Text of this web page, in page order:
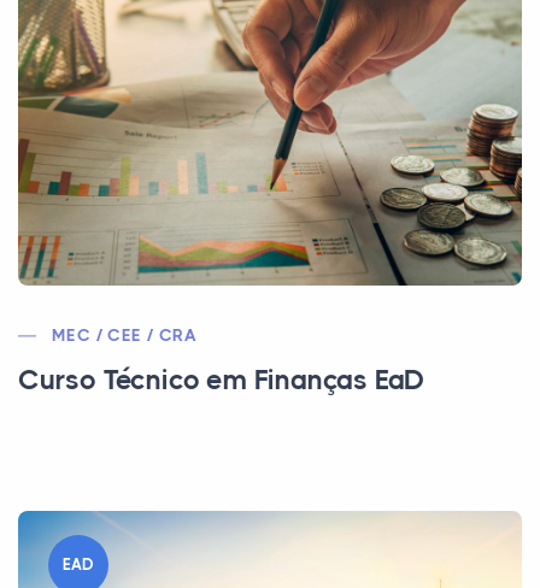
MEC / CEE / CRA
Curso Técnico em Finanças EaD
EAD